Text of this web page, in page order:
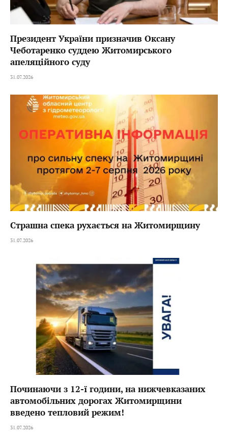
Президент України призначив Оксану
Чеботаренко суддею Житомирського
апеляційного суду
31.07.2026
Страшна спека рухається на Житомирщину
31.07.2026
Починаючи з 12-ї години, на нижчевказаних
автомобільних дорогах Житомирщини
введено тепловий режим!
31.07.2026